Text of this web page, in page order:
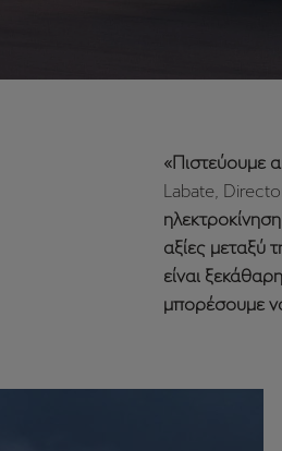
«Πιστεύουμε
Labate,
αξίες μεταξύ
είναι
μπορέσουμε